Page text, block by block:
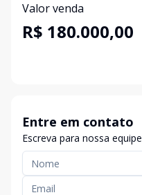
Valor venda
R$ 180.000,00
Entre em contato
Escreva para nossa equipe